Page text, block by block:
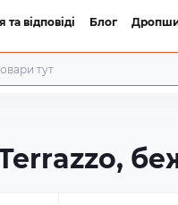
та відповіді Блог